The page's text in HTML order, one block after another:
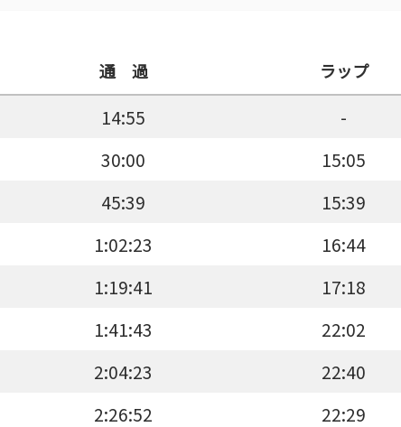
通 過 ラップ
14:55 -
30:00 15:05
45:39 15:39
1:02:23 16:44
1:19:41 17:18
1:41:43 22:02
2:04:23 22:40
2:26:52 22:29